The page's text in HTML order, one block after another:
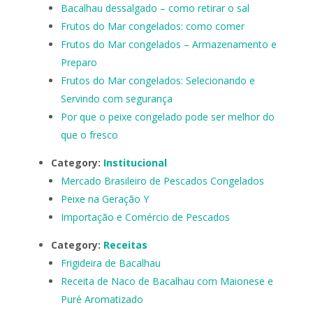
Bacalhau dessalgado – como retirar o sal
Frutos do Mar congelados: como comer
Frutos do Mar congelados – Armazenamento e
Preparo
Frutos do Mar congelados: Selecionando e
Servindo com segurança
Por que o peixe congelado pode ser melhor do
que o fresco
Category: Institucional
Mercado Brasileiro de Pescados Congelados
Peixe na Geração Y
Importação e Comércio de Pescados
Category: Receitas
Frigideira de Bacalhau
Receita de Naco de Bacalhau com Maionese e
Puré Aromatizado